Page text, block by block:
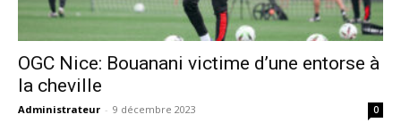
OGC Nice: Bouanani victime d’une entorse à
la cheville
Administrateur - 9 décembre 2023 0